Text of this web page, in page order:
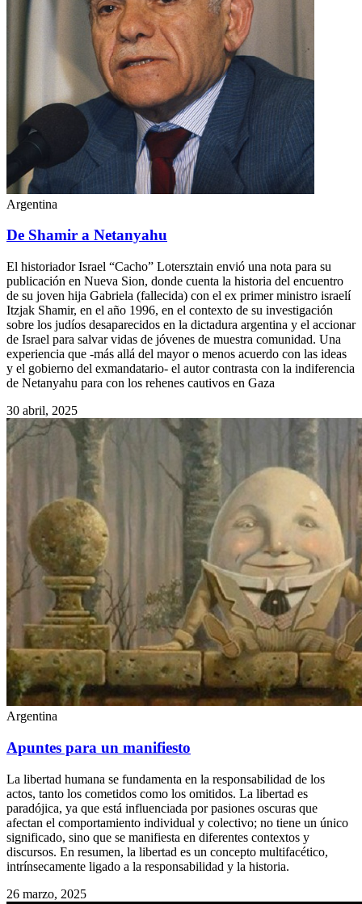
Argentina
De Shamir a Netanyahu
El historiador Israel “Cacho” Lotersztain envió una nota para su
publicación en Nueva Sion, donde cuenta la historia del encuentro
de su joven hija Gabriela (fallecida) con el ex primer ministro israelí
Itzjak Shamir, en el año 1996, en el contexto de su investigación
sobre los judíos desaparecidos en la dictadura argentina y el accionar
de Israel para salvar vidas de jóvenes de muestra comunidad. Una
experiencia que -más allá del mayor o menos acuerdo con las ideas
y el gobierno del exmandatario- el autor contrasta con la indiferencia
de Netanyahu para con los rehenes cautivos en Gaza
30 abril, 2025
Argentina
Apuntes para un manifiesto
La libertad humana se fundamenta en la responsabilidad de los
actos, tanto los cometidos como los omitidos. La libertad es
paradójica, ya que está influenciada por pasiones oscuras que
afectan el comportamiento individual y colectivo; no tiene un único
significado, sino que se manifiesta en diferentes contextos y
discursos. En resumen, la libertad es un concepto multifacético,
intrínsecamente ligado a la responsabilidad y la historia.
26 marzo, 2025